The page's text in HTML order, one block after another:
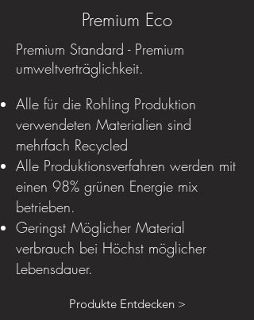
Premium Eco
Premium Standard - Premium
umweltverträglichkeit.
Alle für die Rohling Produktion
verwendeten Materialien sind
mehrfach Recycled
Alle Produktionsverfahren werden mit
einen 98% grünen Energie mix
betrieben.
Geringst Möglicher Material
verbrauch bei Höchst möglicher
Lebensdauer.
Produkte Entdecken >